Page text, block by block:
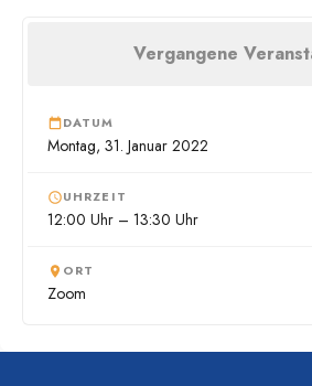
Vergangene
DATUM
Montag, 31. Januar 2022
UHRZEIT
12:00 Uhr – 13:30 Uhr
ORT
Zoom